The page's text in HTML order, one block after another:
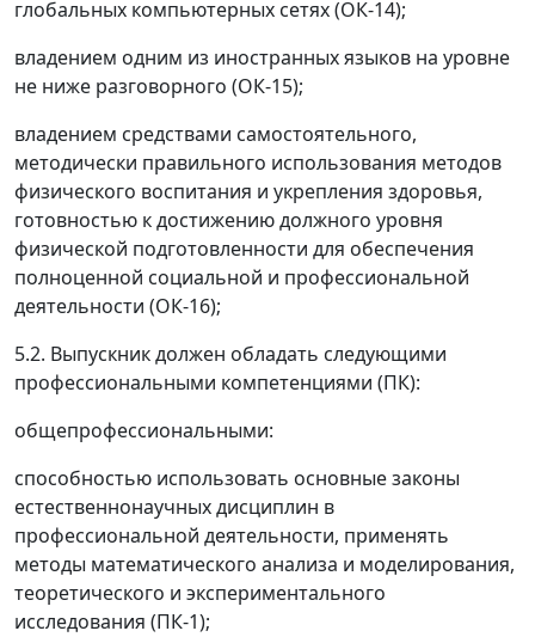
глобальных компьютерных сетях (ОК-14);
владением одним из иностранных языков на уровне
не ниже разговорного (ОК-15);
владением средствами самостоятельного,
методически правильного использования методов
физического воспитания и укрепления здоровья,
готовностью к достижению должного уровня
физической подготовленности для обеспечения
полноценной социальной и профессиональной
деятельности (ОК-16);
5.2. Выпускник должен обладать следующими
профессиональными компетенциями (ПК):
общепрофессиональными:
способностью использовать основные законы
естественнонаучных дисциплин в
профессиональной деятельности, применять
методы математического анализа и моделирования,
теоретического и экспериментального
исследования (ПК-1);